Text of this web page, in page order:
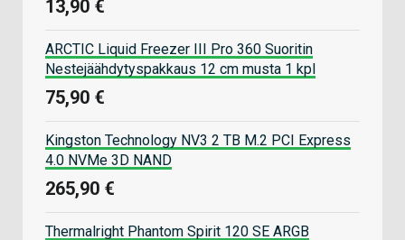
13,90 €
ARCTIC Liquid Freezer III Pro 360 Suoritin
Nestejäähdytyspakkaus 12 cm musta 1 kpl
75,90 €
Kingston Technology NV3 2 TB M.2 PCI Express
4.0 NVMe 3D NAND
265,90 €
Thermalright Phantom Spirit 120 SE ARGB